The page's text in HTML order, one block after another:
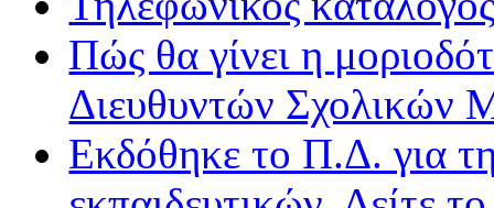
Πώς θα γίνει η
Διευθυντών Σχολικών
Εκδόθηκε το Π.Δ. για